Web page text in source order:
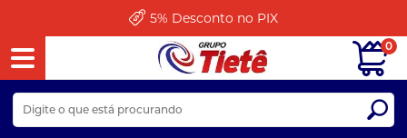
5% Desconto no PIX
0